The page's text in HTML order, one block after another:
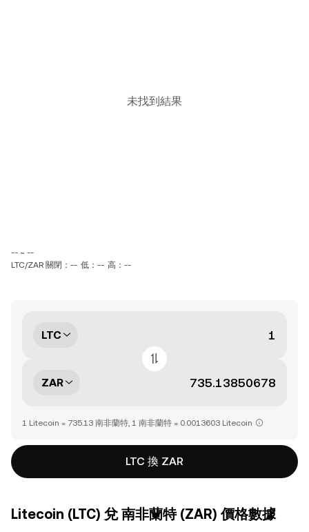
未找到結果
-- ~ --
LTC/ZAR 關閉：-- 低：-- 高：--
LTC
ZAR
1 Litecoin = 735.13 南非蘭特, 1 南非蘭特 = 0.0013603 Litecoin
LTC 換 ZAR
Litecoin (LTC) 兌 南非蘭特 (ZAR) 價格數據